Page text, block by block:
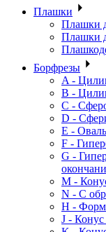
Плашки
Плашки
Плашки
Борфрезы
A -
B -
C -
D -
E -
F -
G -
M -
N - С
H -
J -